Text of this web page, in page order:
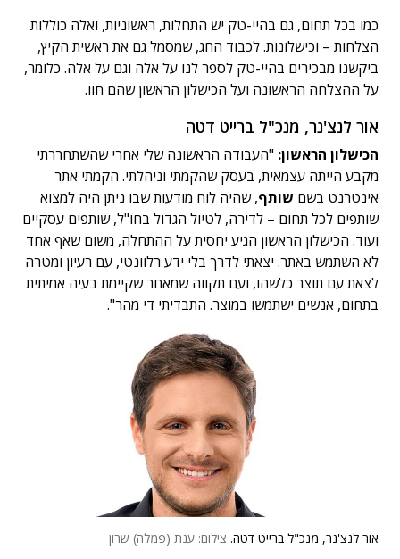
כמו בכל תחום, גם בהיי-טק יש התחלות, ראשוניות, ואלה כוללות
הצלחות – וכישלונות. לכבוד החג, שמסמל גם את ראשית הקיץ,
ביקשנו מבכירים בהיי-טק לספר לנו על אלה וגם על אלה. כלומר,
על ההצלחה הראשונה ועל הכישלון הראשון שהם חוו.
אור לנצ'נר, מנכ"ל ברייט דטה
הכישלון הראשון: "העבודה הראשונה שלי אחרי שהשתחררתי
מקבע הייתה עצמאית, בעסק שהקמתי וניהלתי. הקמתי אתר
אינטרנט בשם שותף, שהיה לוח מודעות שבו ניתן היה למצוא
שותפים לכל תחום – לדירה, לטיול הגדול בחו"ל, שותפים עסקיים
ועוד. הכישלון הראשון הגיע יחסית על ההתחלה, משום שאף אחד
לא השתמש באתר. יצאתי לדרך בלי ידע רלוונטי, עם רעיון ומטרה
לצאת עם תוצר כלשהו, ועם תקווה שמאחר שקיימת בעיה אמיתית
בתחום, אנשים ישתמשו במוצר. התבדיתי די מהר".
אור לנצ'נר, מנכ"ל ברייט דטה. צילום: ענת (פמלה) שרון